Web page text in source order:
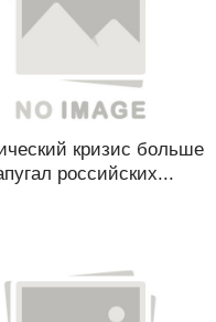
кризис больше
российских...